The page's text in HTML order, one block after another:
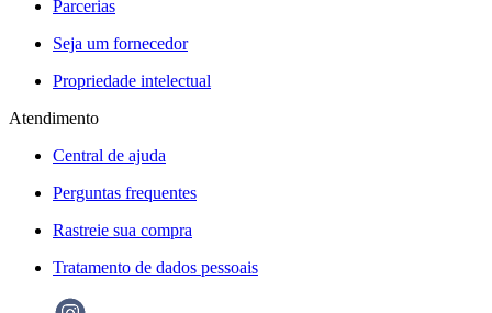
Parcerias
Seja um fornecedor
Propriedade intelectual
Atendimento
Central de ajuda
Perguntas frequentes
Rastreie sua compra
Tratamento de dados pessoais